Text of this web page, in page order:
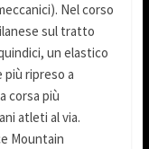
Nel corso
sul tratto
un elastico
ripreso a
corsa più
atleti al via.
Mountain